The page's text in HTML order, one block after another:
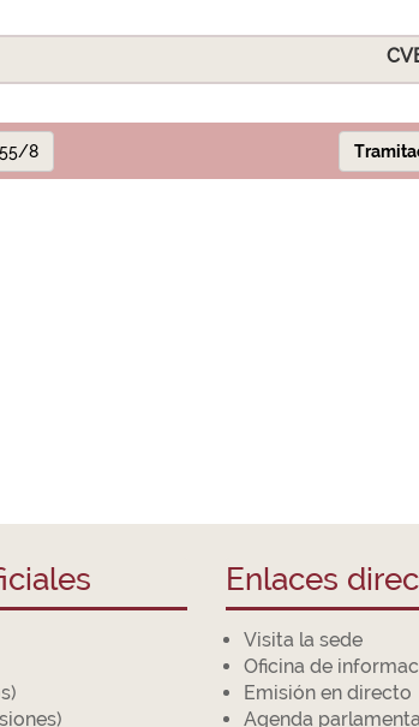
8
Enlaces
Visita la sede
Oficina de
Emisión en directo
Agenda